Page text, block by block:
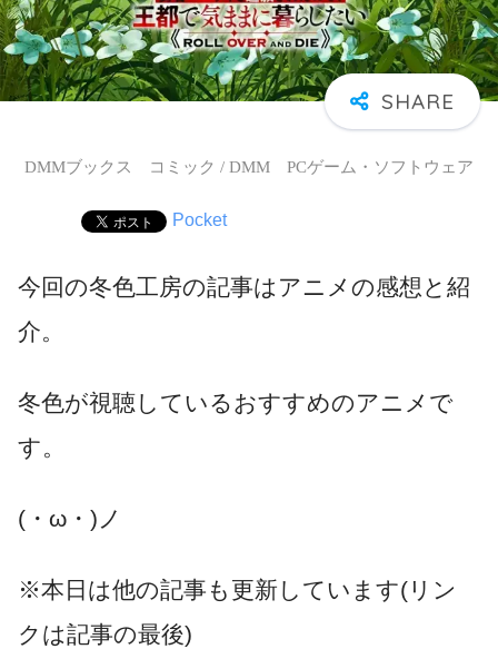
DMMブックス コミック / DMM PCゲーム・ソフトウェア
Pocket
今回の冬色工房の記事はアニメの感想と紹
介。
冬色が視聴しているおすすめのアニメで
す。
(・ω・)ノ
※本日は他の記事も更新しています(リン
クは記事の最後)